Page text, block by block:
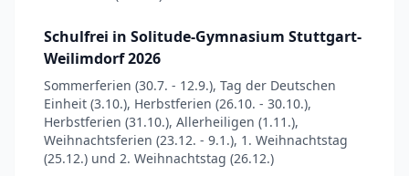
Schulfrei in Solitude-Gymnasium Stuttgart-
Weilimdorf 2026
Sommerferien (30.7. - 12.9.), Tag der Deutschen
Einheit (3.10.), Herbstferien (26.10. - 30.10.),
Herbstferien (31.10.), Allerheiligen (1.11.),
Weihnachtsferien (23.12. - 9.1.), 1. Weihnachtstag
(25.12.) und 2. Weihnachtstag (26.12.)